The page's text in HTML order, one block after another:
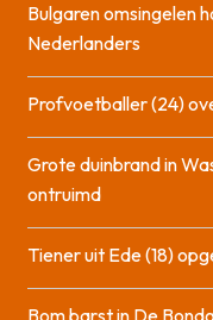
Bulgaren omsingelen
Nederlanders
Profvoetballer (24)
Grote duinbrand in
ontruimd
Tiener uit Ede (18)